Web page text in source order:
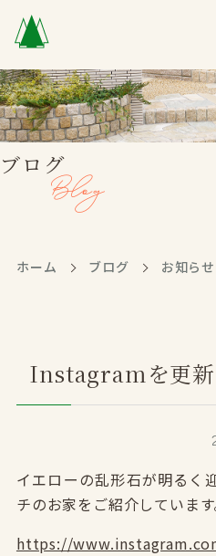
ブログ
ホーム ブログ お知らせ
Instagramを更新
イエローの乱形石が明るく
チのお家をご紹介しています
https://